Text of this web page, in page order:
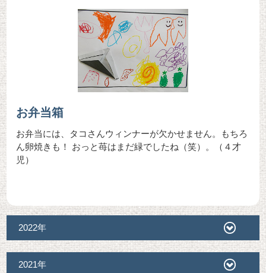
お弁当箱
お弁当には、タコさんウィンナーが欠かせません。もちろ
ん卵焼きも！ おっと苺はまだ緑でしたね（笑）。（４才
児）
2022年
2021年